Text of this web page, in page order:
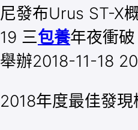
尼發布Urus ST-X
19 三包養年夜衝
舉辦2018-11-18
2018年度最佳發